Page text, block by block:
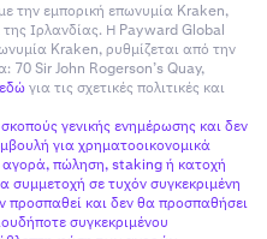
την εμπορική επωνυμία Kraken,
της Ιρλανδίας. Η Payward Global
Kraken, ρυθμίζεται από την
70 Sir John Rogerson’s Quay,
εδώγια τις σχετικές πολιτικές και
γενικής ενημέρωσης και δεν
για χρηματοοικονομικά
πώληση, staking ή κατοχή
συμμετοχή σε τυχόν συγκεκριμένη
και δεν θα προσπαθήσει
συγκεκριμένου